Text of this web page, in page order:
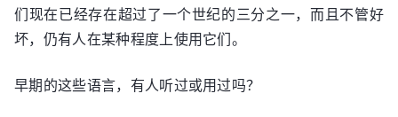
们现在已经存在超过了一个世纪的三分之一，而且不管好
坏，仍有人在某种程度上使用它们。
早期的这些语言，有人听过或用过吗？